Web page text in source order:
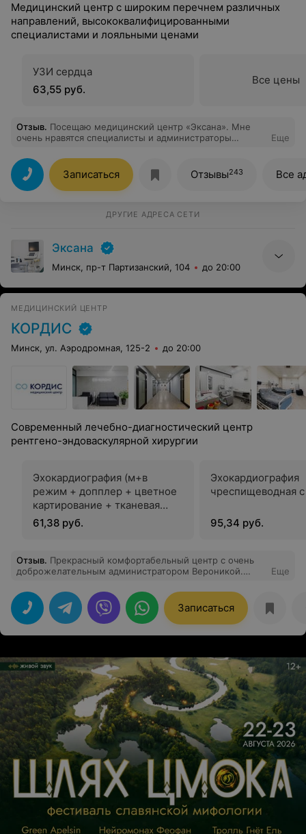
Медицинский центр с широким перечнем различных
направлений, высококвалифицированными
специалистами и лояльными ценами
УЗИ сердца
63,55 руб.
Все цены
Отзыв. Посещаю медицинский центр «Эксана». Мне
очень нравятся специалисты и администраторы
приветливый и внимательный администратор
Александра Николаевна. Узи сердца делала высокий
профессионал и очень внимательный доктор Климук
Галина В., которая профессионально,терпеливо и
Здоровья, добра и успехов всем!
Еще
Записаться Отзывы243 Все
ДРУГИЕ АДРЕСА СЕТИ
Эксана
Минск, пр-т Партизанский, 104 до 20:00
МЕДИЦИНСКИЙ ЦЕНТР
КОРДИС
Минск, ул. Аэродромная, 125-2 до 20:00
Современный лечебно-диагностический центр
рентгено-эндоваскулярной хирургии
Эхокардиография (м+в
режим + допплер + цветное
картирование + тканевая
доплерография) + УЗИ
брюшного отдела аорты с
плевральной полости
61,38 руб.
Эхокардиография
чреспищеводная
95,34 руб.
Отзыв. Прекрасный комфортабельный центр с очень
доброжелательным администратором Вероникой.
Юрьевны. Давно не встречала такого компетентного и
внимательного специалиста. Узнала многое о
состоянии моей сердечной системы и зависимости ее
проблем от других текущих заболеваний. Благодарю
врачей Кордис за профессионализм, спокойствие и
и друзьям:) Уже в процессе:)
Еще
Записаться